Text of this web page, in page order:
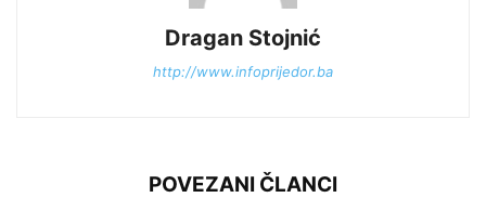
Dragan Stojnić
http://www.infoprijedor.ba
POVEZANI ČLANCI